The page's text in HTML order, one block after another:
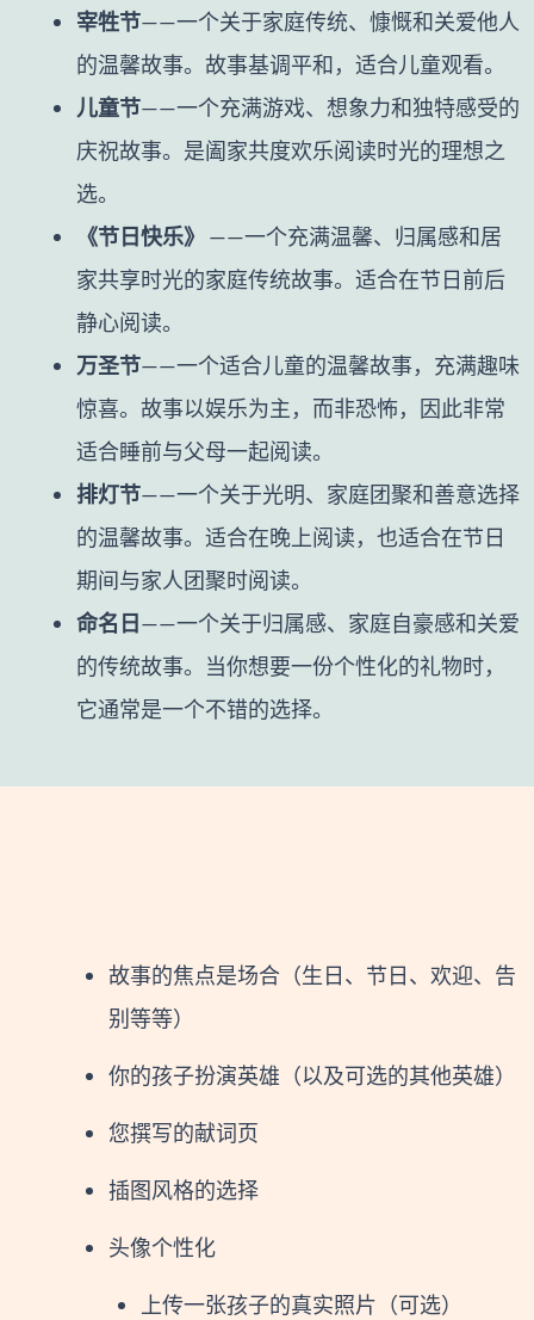
宰牲节——一个关于家庭传统、慷慨和关爱他人
的温馨故事。故事基调平和，适合儿童观看。
儿童节——一个充满游戏、想象力和独特感受的
庆祝故事。是阖家共度欢乐阅读时光的理想之
选。
《节日快乐》 ——一个充满温馨、归属感和居
家共享时光的家庭传统故事。适合在节日前后
静心阅读。
万圣节——一个适合儿童的温馨故事，充满趣味
惊喜。故事以娱乐为主，而非恐怖，因此非常
适合睡前与父母一起阅读。
排灯节——一个关于光明、家庭团聚和善意选择
的温馨故事。适合在晚上阅读，也适合在节日
期间与家人团聚时阅读。
命名日——一个关于归属感、家庭自豪感和关爱
的传统故事。当你想要一份个性化的礼物时，
它通常是一个不错的选择。
故事的焦点是场合（生日、节日、欢迎、告
别等等）
你的孩子扮演英雄（以及可选的其他英雄）
您撰写的献词页
插图风格的选择
头像个性化
上传一张孩子的真实照片（可选）